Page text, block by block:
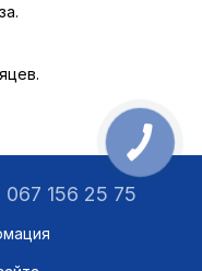
156 25 75